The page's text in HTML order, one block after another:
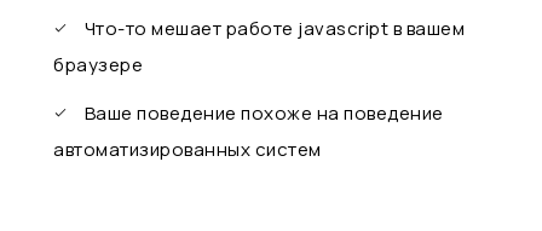
Что-то мешает работе javascript в вашем
браузере
Ваше поведение похоже на поведение
автоматизированных систем